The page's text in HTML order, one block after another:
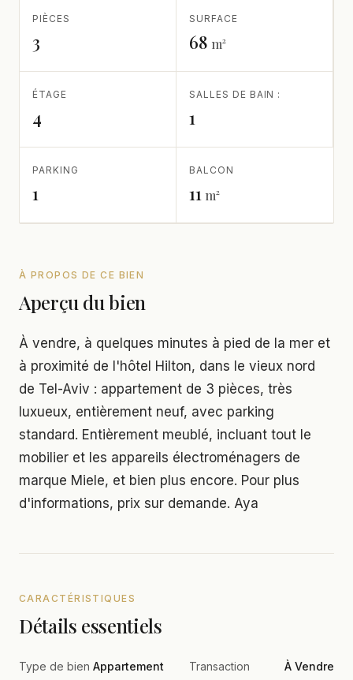
PIÈCES
3
SURFACE
68 m²
ÉTAGE
4
SALLES DE BAIN :
1
PARKING
1
BALCON
11 m²
À PROPOS DE CE BIEN
Aperçu du bien
À vendre, à quelques minutes à pied de la mer et
à proximité de l'hôtel Hilton, dans le vieux nord
de Tel-Aviv : appartement de 3 pièces, très
luxueux, entièrement neuf, avec parking
standard. Entièrement meublé, incluant tout le
mobilier et les appareils électroménagers de
marque Miele, et bien plus encore. Pour plus
d'informations, prix sur demande. Aya
CARACTÉRISTIQUES
Détails essentiels
Type de bien Appartement Transaction À Vendre